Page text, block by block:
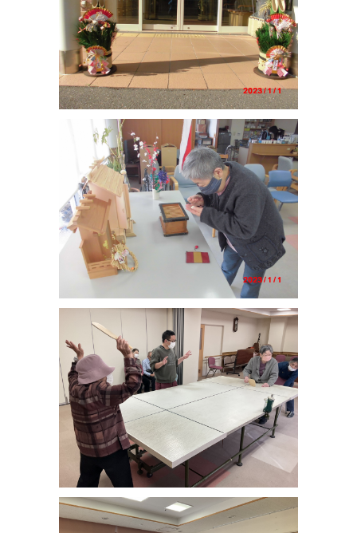
く故障をしても部品の製造が終了していて修理することができな
くなっていました。共同募金の補助を受けナースコール新調する
ことができ、入居者・職員ともに一安心しております。誠にあり
がとうございました。
2022.01.01
あけましておめでとうございます 旧年中は大変お世話になり
ました 新しい年コロナに負けず職員一同力を合わせて入居者様
の健康と豊かな暮らしの実現に向けて全力で取り組んでいきたい
と思います 本年もどうぞよろしくお願い致します
2021.12.08
☆祝 創立５０年 本日みなさまのおかげをもちまして創立５０
年を迎えることができました。これもひとえにみなさまからの多
大なるご支援の賜物と入居者はじめ職員一同、心から感謝申し上
げます。 槻ノ木荘は1971年全国で11番目、大阪府で唯一の盲養
護老人ホームとして設立されました。その後、建て替えを行い全
室個室になるなど、入居者のみなさまのよりよい暮らしに向け全
力で取り組んで参りました。これからも地域のみなさまに支えな
がら、精一杯取り組んでいく所存です。今後ともみなさまのあた
たかいご支援とご協力をお願い申し上げます。
2021.08.25
☆ワクチン接種が終了しました。 ３グループに分かれ、７月よ
り行ってきましたワクチン接種の２回目を本日、希望者全員終了
しました。 引き続き、感染しないよう手洗いやマスク、消毒な
どを徹底していきたいと思います。
2021.08.11
☆納涼会を行いました。 毎年行っています納涼会ですが、密を